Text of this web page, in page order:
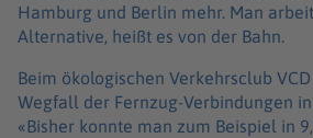
Hamburg und Berlin mehr. Man
Alternative, heißt es von der Bahn.
Beim ökologischen Verkehrsclub
Wegfall der Fernzug-Verbindungen
«Bisher konnte man zum Beispiel in